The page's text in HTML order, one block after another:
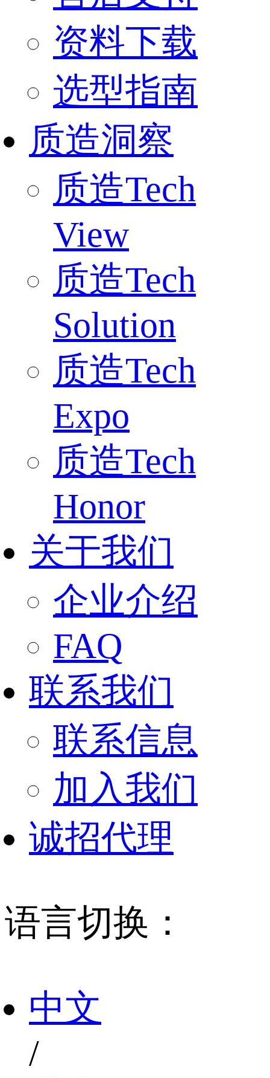
资料下载
选型指南
质造洞察
质造Tech
View
质造Tech
Solution
质造Tech
Expo
质造Tech
Honor
关于我们
企业介绍
FAQ
联系我们
联系信息
加入我们
诚招代理
语言切换：
中文
/